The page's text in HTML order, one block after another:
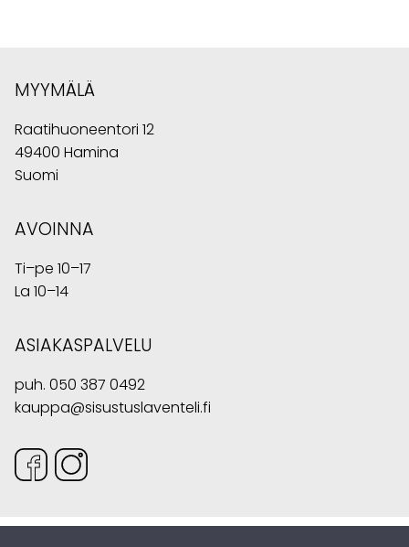
MYYMÄLÄ
Raatihuoneentori 12
49400 Hamina
Suomi
AVOINNA
Ti–pe 10–17
La 10–14
ASIAKASPALVELU
puh. 050 387 0492
kauppa@sisustuslaventeli.fi